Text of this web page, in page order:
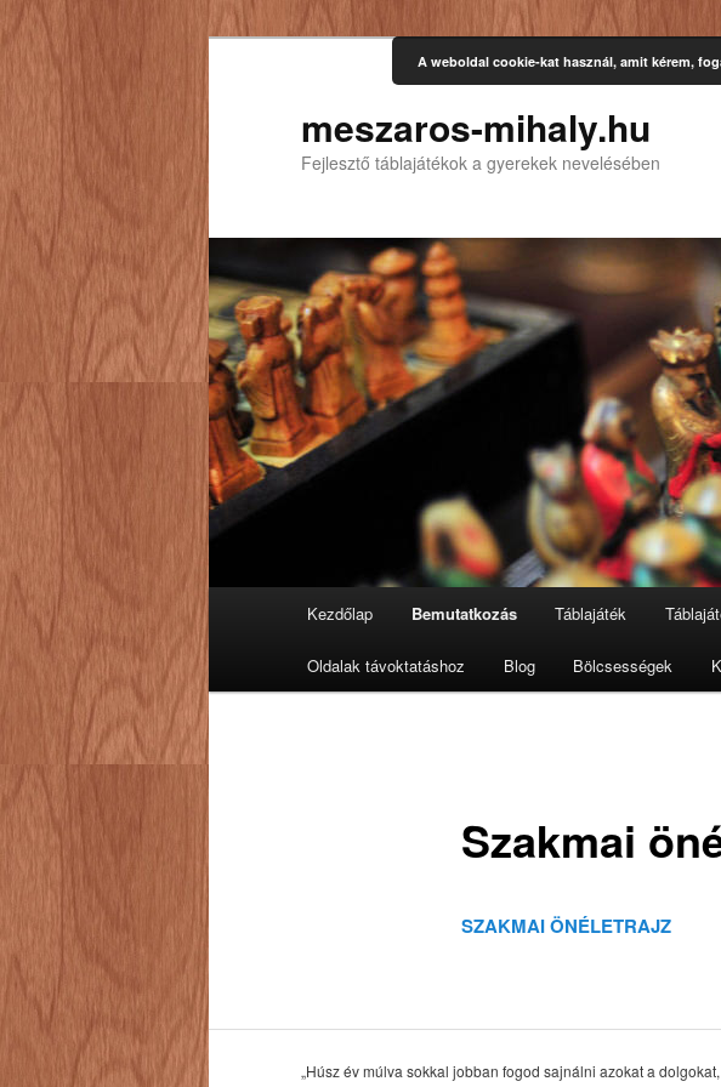
meszaros-mihaly.hu
Fejlesztő táblajátékok a gyerekek nevelésében
Tovább
az
Kezdőlap Bemutatkozás Táblajáték
Oldalak távoktatáshoz Blog Bölcsességek
Szakmai
SZAKMAI ÖNÉLETRAJZ
„Húsz év múlva sokkal jobban fogod sajnálni azokat a
A weboldal cookie-kat használ, amit kérem,